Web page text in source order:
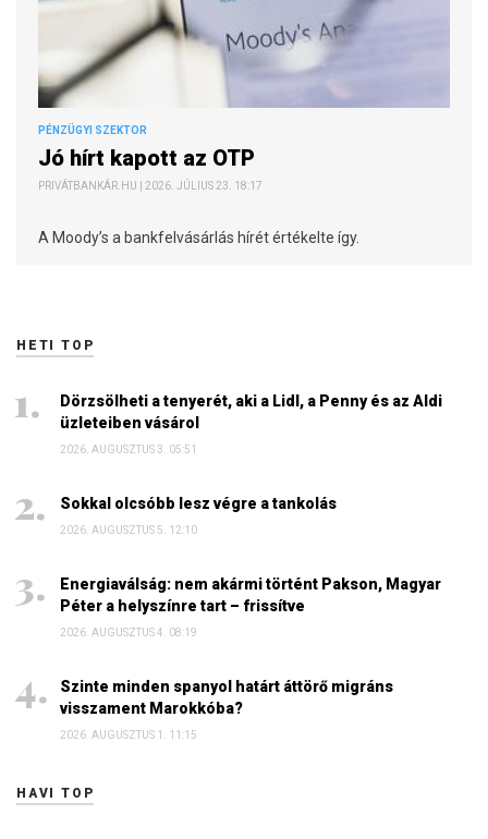
PÉNZÜGYI SZEKTOR
Jó hírt kapott az OTP
PRIVÁTBANKÁR.HU | 2026. JÚLIUS 23. 18:17
A Moody’s a bankfelvásárlás hírét értékelte így.
HETI TOP
Dörzsölheti a tenyerét, aki a Lidl, a Penny és az Aldi
üzleteiben vásárol
2026. AUGUSZTUS 3. 05:51
Sokkal olcsóbb lesz végre a tankolás
2026. AUGUSZTUS 5. 12:10
Energiaválság: nem akármi történt Pakson, Magyar
Péter a helyszínre tart – frissítve
2026. AUGUSZTUS 4. 08:19
Szinte minden spanyol határt áttörő migráns
visszament Marokkóba?
2026. AUGUSZTUS 1. 11:15
HAVI TOP